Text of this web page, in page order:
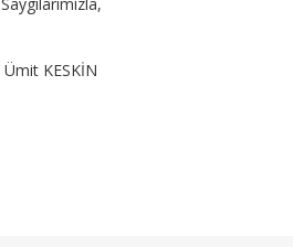
Saygılarımızla,
Ümit KESKİN